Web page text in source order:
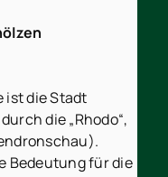
ist die Stadt
die „Rhodo“,
Bedeutung für die